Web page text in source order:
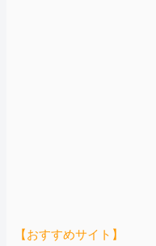
【おすすめサイト】